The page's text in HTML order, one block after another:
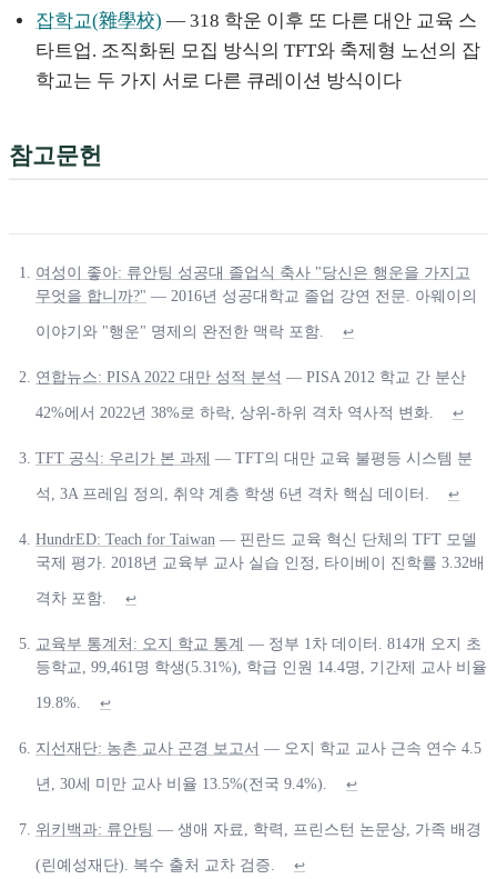
잡학교(雜學校) — 318 학운 이후 또 다른 대안 교육 스
타트업. 조직화된 모집 방식의 TFT와 축제형 노선의 잡
학교는 두 가지 서로 다른 큐레이션 방식이다
참고문헌
여성이 좋아: 류안팅 성공대 졸업식 축사 "당신은 행운을 가지고
무엇을 합니까?" — 2016년 성공대학교 졸업 강연 전문. 아웨이의
이야기와 "행운" 명제의 완전한 맥락 포함. ↩
연합뉴스: PISA 2022 대만 성적 분석 — PISA 2012 학교 간 분산
42%에서 2022년 38%로 하락, 상위-하위 격차 역사적 변화. ↩
TFT 공식: 우리가 본 과제 — TFT의 대만 교육 불평등 시스템 분
석, 3A 프레임 정의, 취약 계층 학생 6년 격차 핵심 데이터. ↩
HundrED: Teach for Taiwan — 핀란드 교육 혁신 단체의 TFT 모델
국제 평가. 2018년 교육부 교사 실습 인정, 타이베이 진학률 3.32배
격차 포함. ↩
교육부 통계처: 오지 학교 통계 — 정부 1차 데이터. 814개 오지 초
등학교, 99,461명 학생(5.31%), 학급 인원 14.4명, 기간제 교사 비율
19.8%. ↩
지선재단: 농촌 교사 곤경 보고서 — 오지 학교 교사 근속 연수 4.5
년, 30세 미만 교사 비율 13.5%(전국 9.4%). ↩
위키백과: 류안팅 — 생애 자료, 학력, 프린스턴 논문상, 가족 배경
(린예성재단). 복수 출처 교차 검증. ↩